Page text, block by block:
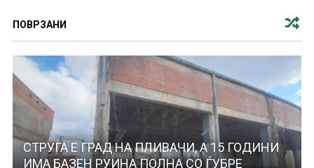
ПОВРЗАНИ
СТРУГА Е ГРАД НА ПЛИВАЧИ, А 15 ГОДИНИ
ИМА БАЗЕН РУИНА ПОЛНА СО ЃУБРЕ